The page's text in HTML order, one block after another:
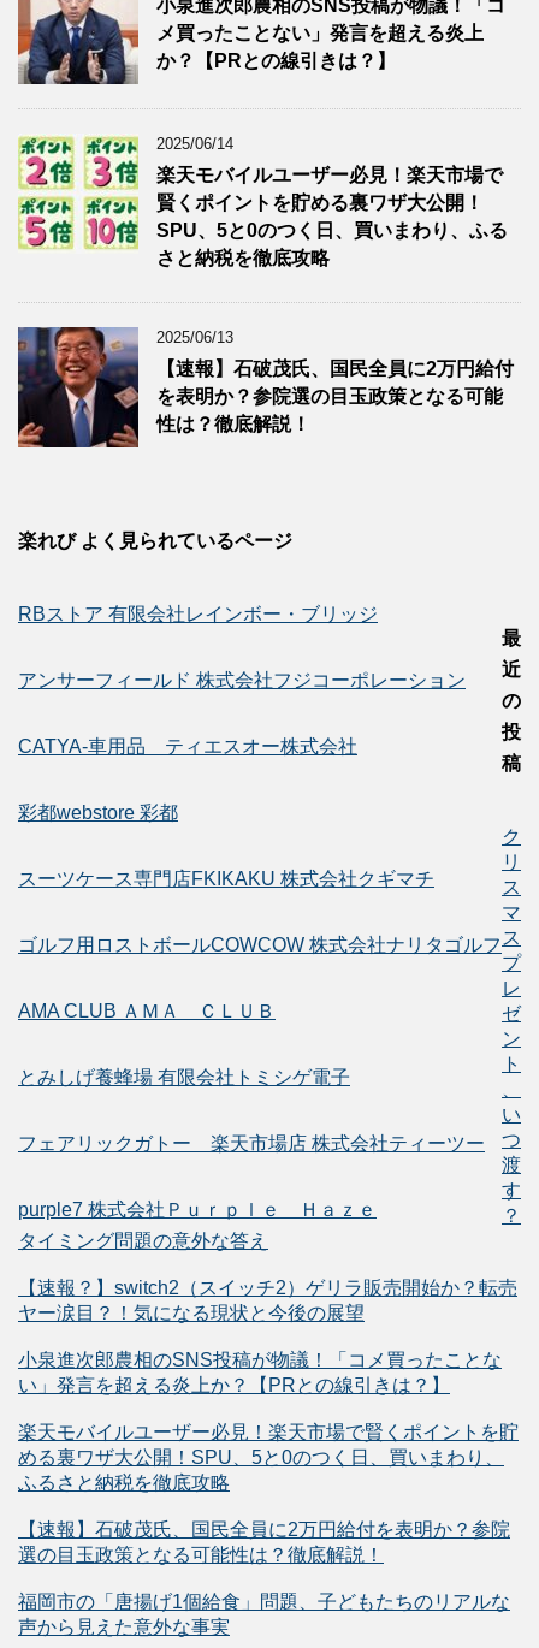
小泉進次郎農相のSNS投稿が物議！「コ
メ買ったことない」発言を超える炎上
か？【PRとの線引きは？】
2025/06/14
楽天モバイルユーザー必見！楽天市場で
賢くポイントを貯める裏ワザ大公開！
SPU、5と0のつく日、買いまわり、ふる
さと納税を徹底攻略
2025/06/13
【速報】石破茂氏、国民全員に2万円給付
を表明か？参院選の目玉政策となる可能
性は？徹底解説！
楽れび よく見られているページ
RBストア 有限会社レインボー・ブリッジ
アンサーフィールド 株式会社フジコーポレーション
CATYA-車用品 ティエスオー株式会社
彩都webstore 彩都
スーツケース専門店FKIKAKU 株式会社クギマチ
ゴルフ用ロストボールCOWCOW 株式会社ナリタゴルフ
AMA CLUB ＡＭＡ ＣＬＵＢ
とみしげ養蜂場 有限会社トミシゲ電子
フェアリックガトー 楽天市場店 株式会社ティーツー
purple7 株式会社Ｐｕｒｐｌｅ Ｈａｚｅ
最
近
の
投
稿
ク
リ
ス
マ
ス
プ
レ
ゼ
ン
ト
い
つ
渡
す
？
タイミング問題の意外な答え
【速報？】switch2（スイッチ2）ゲリラ販売開始か？転売
ヤー涙目？！気になる現状と今後の展望
小泉進次郎農相のSNS投稿が物議！「コメ買ったことな
い」発言を超える炎上か？【PRとの線引きは？】
楽天モバイルユーザー必見！楽天市場で賢くポイントを貯
める裏ワザ大公開！SPU、5と0のつく日、買いまわり、
ふるさと納税を徹底攻略
【速報】石破茂氏、国民全員に2万円給付を表明か？参院
選の目玉政策となる可能性は？徹底解説！
福岡市の「唐揚げ1個給食」問題、子どもたちのリアルな
声から見えた意外な事実